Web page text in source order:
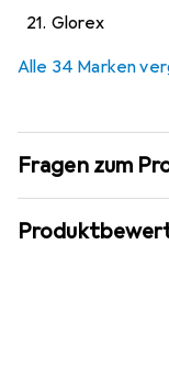
21. Glorex
Alle 34 Marken
Fragen zum